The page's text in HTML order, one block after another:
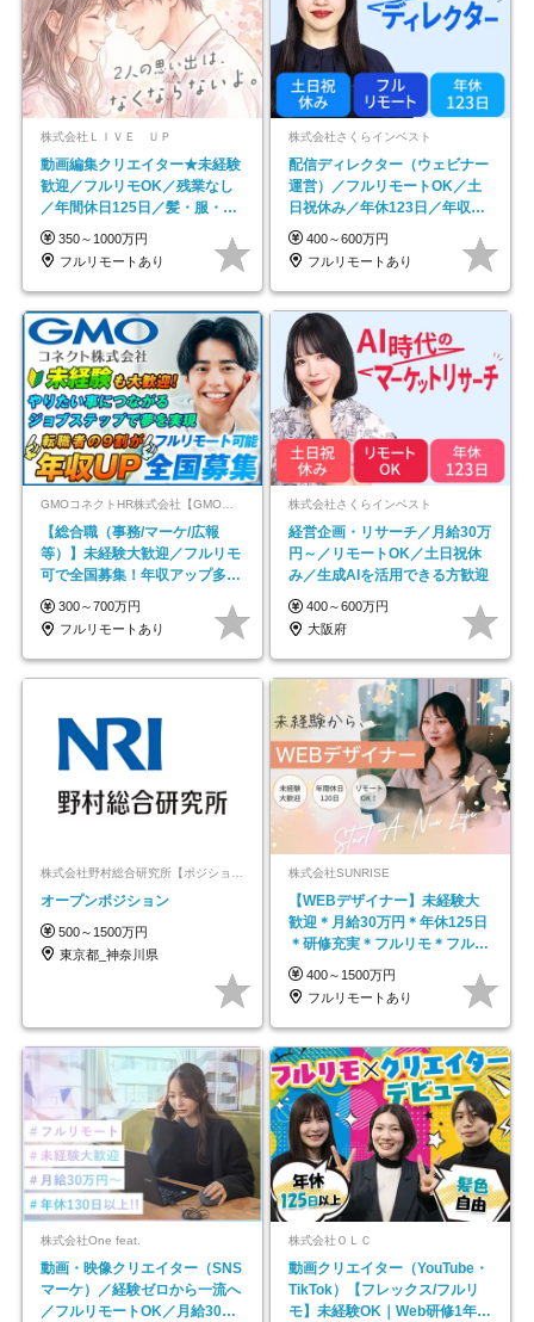
株式会社ＬＩＶＥ ＵＰ
動画編集クリエイター★未経験
歓迎／フルリモOK／残業なし
／年間休日125日／髪・服・ネ
イル自由／研修充実で安心
350～1000万円
フルリモートあり
株式会社さくらインベスト
配信ディレクター（ウェビナー
運営）／フルリモートOK／土
日祝休み／年休123日／年収
600万円可
400～600万円
フルリモートあり
GMOコネクトHR株式会社【GMOインターネットグループ】
【総合職（事務/マーケ/広報
等）】未経験大歓迎／フルリモ
可で全国募集！年収アップ多数
★年休最大130日★
300～700万円
フルリモートあり
株式会社さくらインベスト
経営企画・リサーチ／月給30万
円～／リモートOK／土日祝休
み／生成AIを活用できる方歓迎
400～600万円
大阪府
オープンポジション
500～1500万円
東京都_神奈川県
株式会社SUNRISE
【WEBデザイナー】未経験大
歓迎＊月給30万円＊年休125日
＊研修充実＊フルリモ＊フルフ
レックス＊
400～1500万円
フルリモートあり
株式会社One feat.
動画・映像クリエイター（SNS
マーケ）／経験ゼロから一流へ
／フルリモートOK／月給30万
株式会社ＯＬＣ
動画クリエイター（YouTube・
TikTok）【フレックス/フルリ
モ】未経験OK｜Web研修1年間